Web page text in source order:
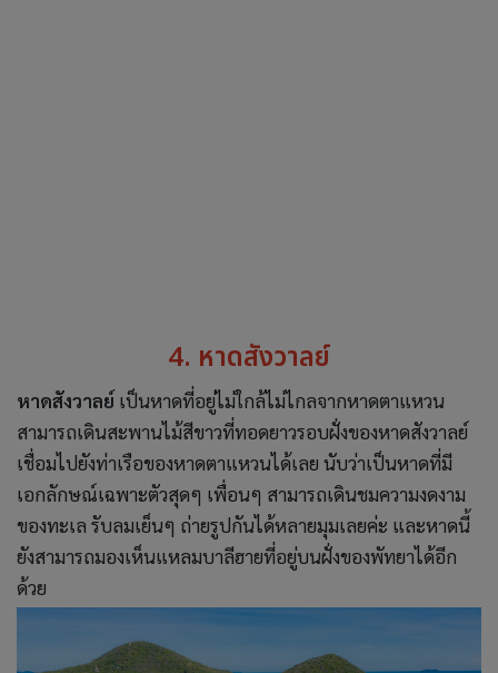
4. หาดสังวาลย์
หาดสังวาลย์ เป็นหาดที่อยู่ไม่ใกล้ไม่ไกลจากหาดตาแหวน
สามารถเดินสะพานไม้สีขาวที่ทอดยาวรอบฝั่งของหาดสังวาลย์
เชื่อมไปยังท่าเรือของหาดตาแหวนได้เลย นับว่าเป็นหาดที่มี
เอกลักษณ์เฉพาะตัวสุดๆ เพื่อนๆ สามารถเดินชมความงดงาม
ของทะเล รับลมเย็นๆ ถ่ายรูปกันได้หลายมุมเลยค่ะ และหาดนี้
ยังสามารถมองเห็นแหลมบาลีฮายที่อยู่บนฝั่งของพัทยาได้อีก
ด้วย